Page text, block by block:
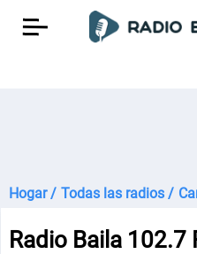
Hogar / Todas las radios /
Radio Baila 102.7